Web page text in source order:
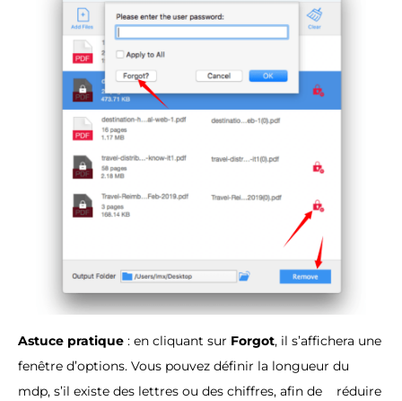
Astuce pratique : en cliquant sur Forgot, il s’affichera une
fenêtre d’options. Vous pouvez définir la longueur du
mdp, s’il existe des lettres ou des chiffres, afin de réduire